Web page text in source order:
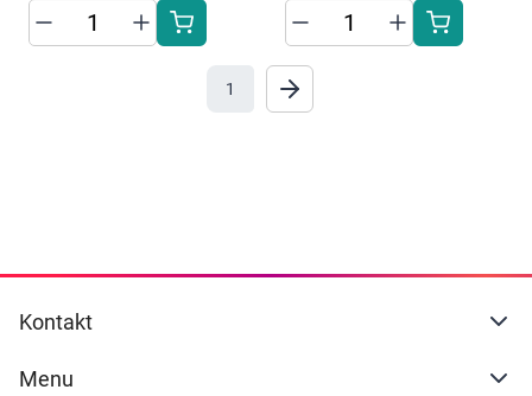
cookies poprzez kliknięcie przycisku
ustawienia wszystkich cookies klikając
AKCEPTUJĘ WSZYSTKIE
Ustawienia
Mężczyzna
1
Kontakt
Menu